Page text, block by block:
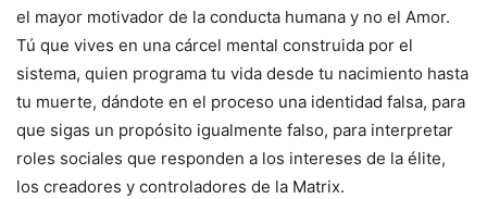
el mayor motivador de la conducta humana y no el Amor.
Tú que vives en una cárcel mental construida por el
sistema, quien programa tu vida desde tu nacimiento hasta
tu muerte, dándote en el proceso una identidad falsa, para
que sigas un propósito igualmente falso, para interpretar
roles sociales que responden a los intereses de la élite,
los creadores y controladores de la Matrix.